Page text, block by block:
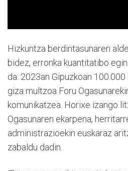
Hizkuntza berdintasunaren
bidez, erronka kuantitatibo
da: 2023an Gipuzkoan
giza multzoa Foru
komunikatzea. Horixe izango
Ogasunaren ekarpena,
administrazioekin euskaraz
zabaldu dadin.